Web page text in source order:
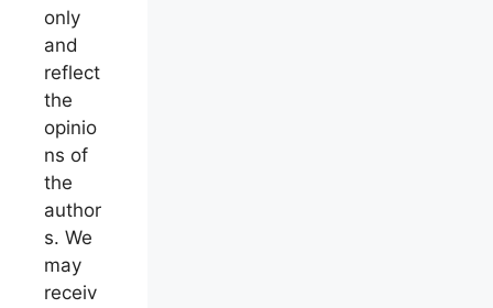
only
and
reflect
the
opinio
ns of
the
author
s. We
may
receiv